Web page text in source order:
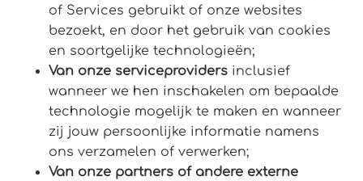
of Services gebruikt of onze websites
bezoekt, en door het gebruik van cookies
en soortgelijke technologieën;
Van onze serviceproviders inclusief
wanneer we hen inschakelen om bepaalde
technologie mogelijk te maken en wanneer
zij jouw persoonlijke informatie namens
ons verzamelen of verwerken;
Van onze partners of andere externe